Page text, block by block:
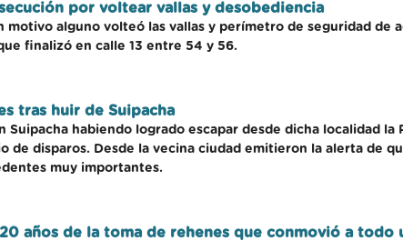
por voltear vallas y desobediencia
motivo alguno volteó las vallas y perímetro de seguridad de
finalizó en calle 13 entre 54 y 56.
tras huir de Suipacha
Suipacha habiendo logrado escapar desde dicha localidad
de disparos. Desde la vecina ciudad emitieron la alerta de
muy importantes.
años de la toma de rehenes que conmovió a todo